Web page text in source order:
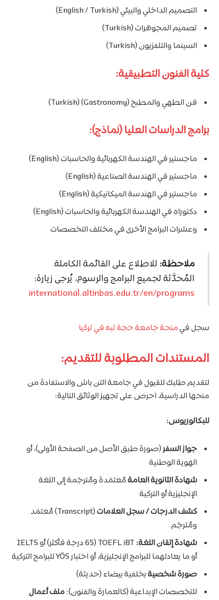
التصميم الداخلي والبيئي (English / Turkish)
تصميم المجوهرات (Turkish)
السينما والتلفزيون (Turkish)
كلية الفنون التطبيقية:
فن الطهي والمطبخ (Gastronomy) (Turkish)
برامج الدراسات العليا (نماذج):
ماجستير في الهندسة الكهربائية والحاسبات (English)
ماجستير في الهندسة الصناعية (English)
ماجستير في الهندسة الميكانيكية (English)
دكتوراه في الهندسة الكهربائية والحاسبات (English)
وعشرات البرامج الأخرى في مختلف التخصصات
ملاحظة: للاطلاع على القائمة الكاملة
المُحدَّثة لجميع البرامج والرسوم، يُرجى زيارة:
international.altinbas.edu.tr/en/programs
سجل فيمنحة جامعة حجة تبه في تركيا
المستندات المطلوبة للتقديم:
لتقديم طلبك للقبول في جامعة التن باش والاستفادة من
منحها الدراسية، احرص على تجهيز الوثائق التالية:
للبكالوريوس:
جواز السفر(صورة طبق الأصل من الصفحة الأولى)، أو
الهوية الوطنية
شهادة الثانوية العامةمُعتمَدة ومُترجَمة إلى اللغة
الإنجليزية أو التركية
كشف الدرجات / سجل العلامات
(Transcript) مُعتمَد
ومُترجَم
شهادة إتقان اللغة:
TOEFL iBT (65 درجة فأكثر) أو IELTS
أو ما يعادلهما للبرامج الإنجليزية، أو اختبار YÖS للبرامج التركية
صورة شخصيةبخلفية بيضاء (حديثة)
للتخصصات الإبداعية (كالعمارة والفنون):ملف أعمال